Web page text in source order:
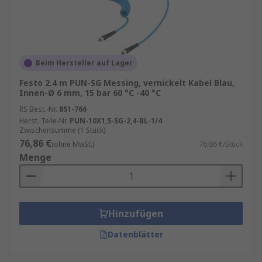
Beim Hersteller auf Lager
Festo 2.4 m PUN-SG Messing, vernickelt Kabel Blau,
Innen-Ø 6 mm, 15 bar 60 °C -40 °C
RS Best.-Nr. 851-766
Herst. Teile-Nr. PUN-10X1,5-SG-2,4-BL-1/4
Zwischensumme (1 Stück)
76,86 €(ohne MwSt.) 76,86 €/Stück
Menge
Hinzufügen
Datenblätter